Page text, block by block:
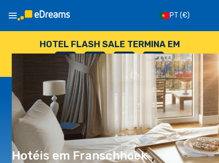
PT (€)
HOTEL FLASH SALE TERMINA EM
--
DIAS
: --
HORAS
: --
SEGUNDOS
Hotéis em Franschhoek